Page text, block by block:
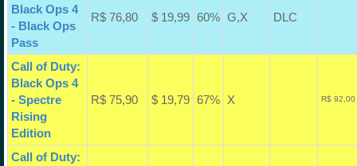
Black Ops 4
- Black Ops
Pass
R$ 76,80 $ 19,99 60% G,X DLC
Call of Duty:
Black Ops 4
- Spectre
Rising
Edition
R$ 75,90 $ 19,79 67% X R$
Call of Duty: